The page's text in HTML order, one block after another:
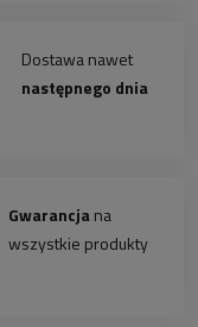
Dostawa nawet
następnego dnia
Gwarancjana
wszystkie produkty